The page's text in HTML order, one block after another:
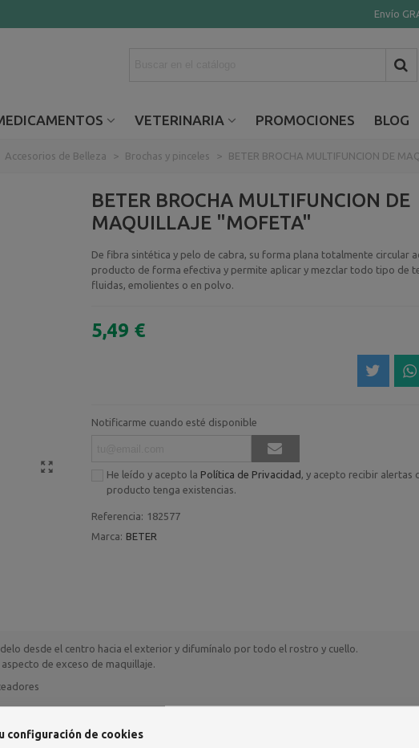
Envío
VETERINARIA PROMOCIONES BLOG
Accesorios de Belleza > Brochas y pinceles > BETER BROCHA MULTIFUNCION DE
BETER BROCHA MULTIFUNCION DE
MAQUILLAJE "MOFETA"
De fibra sintética y pelo de cabra, su forma plana totalmente circular
producto de forma efectiva y permite aplicar y mezclar todo tipo de
fluidas, emolientes o en polvo.
5,49 €
Notificarme cuando esté disponible
He leído y acepto la Política de Privacidad , y acepto recibir alertas
producto tenga existencias.
Referencia: 182577
Marca: BETER
desde el centro hacia el exterior y difumínalo por todo el rostro y cuello.
de exceso de maquillaje.
configuración de cookies